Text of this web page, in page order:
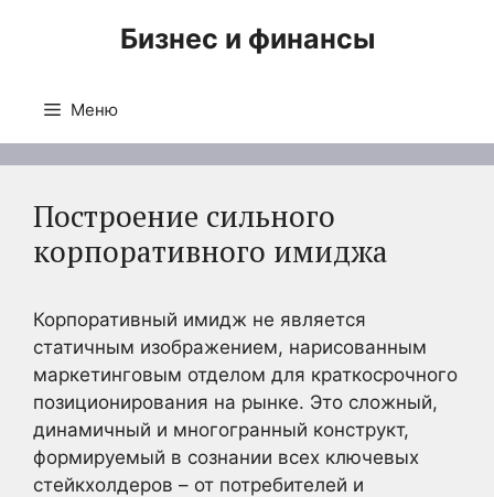
Бизнес и финансы
Меню
Построение сильного
корпоративного имиджа
Корпоративный имидж не является
статичным изображением, нарисованным
маркетинговым отделом для краткосрочного
позиционирования на рынке. Это сложный,
динамичный и многогранный конструкт,
формируемый в сознании всех ключевых
стейкхолдеров – от потребителей и